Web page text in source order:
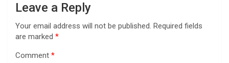
Leave a Reply
Your email address will not be published. Required fields
are marked *
Comment *